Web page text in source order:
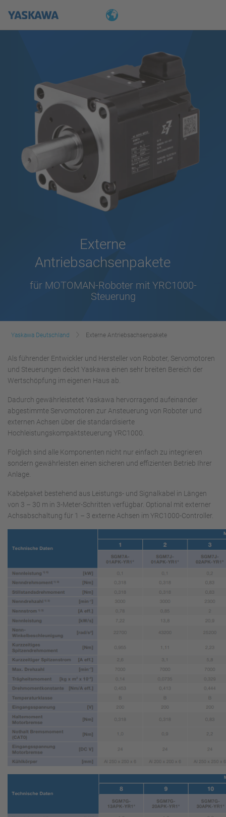
Externe
Antriebsachsenpakete
für MOTOMAN-Roboter mit YRC1000-
Steuerung
Yaskawa Deutschland Externe Antriebsachsenpakete
Als führender Entwickler und Hersteller von Roboter, Servomotoren
und Steuerungen deckt Yaskawa einen sehr breiten Bereich der
Wertschöpfung im eigenen Haus ab.
Dadurch gewährleistetet Yaskawa hervorragend aufeinander
abgestimmte Servomotoren zur Ansteuerung von Roboter und
externen Achsen über die standardisierte
Hochleistungskompaktsteuerung YRC1000.
Folglich sind alle Komponenten nicht nur einfach zu integrieren
sondern gewährleisten einen sicheren und effizienten Betrieb Ihrer
Anlage.
Kabelpaket bestehend aus Leistungs- und Signalkabel in Längen
von 3 – 30 m in 3-Meter-Schritten verfügbar. Optional mit externer
Achsabschaltung für 1 – 3 externe Achsen im YRC1000-Controller.